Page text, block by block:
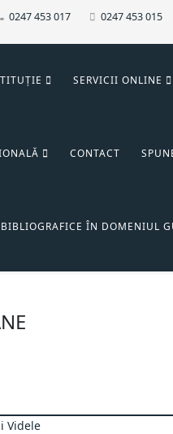
0247 453 017 0247 453 015
SERVICII ONLINE
CONTACT
BIBLIOGRAFICE ÎN DOMENIUL